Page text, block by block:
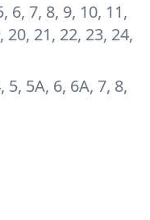
6, 7, 8, 9, 10, 11,
20, 21, 22, 23, 24,
5, 5А, 6, 6А, 7, 8,